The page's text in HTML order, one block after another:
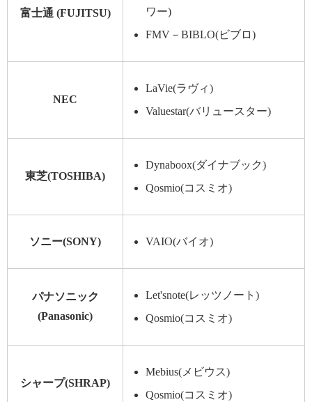
富士通 (FUJITSU)
ワー)
FMV－BIBLO(ビブロ)
NEC
LaVie(ラヴィ)
Valuestar(バリュースター)
東芝(TOSHIBA)
Dynaboox(ダイナブック)
Qosmio(コスミオ)
ソニー(SONY) VAIO(バイオ)
パナソニック
(Panasonic)
Let'snote(レッツノート)
Qosmio(コスミオ)
シャープ(SHRAP)
Mebius(メビウス)
Qosmio(コスミオ)